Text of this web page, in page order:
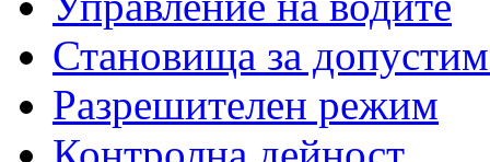
Становища за
Разрешителен режим